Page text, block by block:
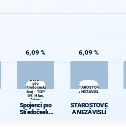
6,09 %
Spojenci
pro
Středočeský
kraj - TOP
09, Hlas,
Zelení
Spojenci pro
Středočeský
6,09 %
STAROSTOVÉ
A NEZÁVISLÍ
STAROSTOVÉ
A NEZÁVISLÍ